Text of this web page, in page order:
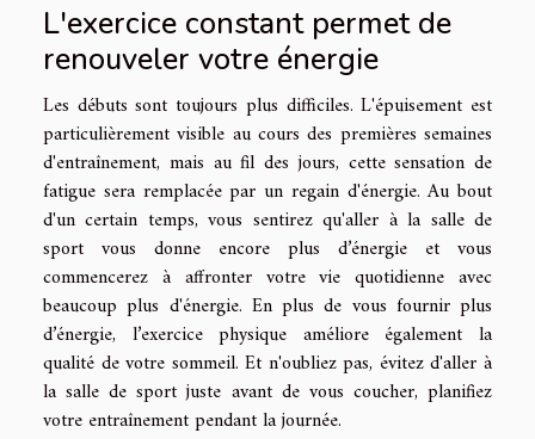
L'exercice constant permet de
renouveler votre énergie
Les débuts sont toujours plus difficiles. L'épuisement est
particulièrement visible au cours des premières semaines
d'entraînement, mais au fil des jours, cette sensation de
fatigue sera remplacée par un regain d'énergie. Au bout
d'un certain temps, vous sentirez qu'aller à la salle de
sport vous donne encore plus d’énergie et vous
commencerez à affronter votre vie quotidienne avec
beaucoup plus d'énergie. En plus de vous fournir plus
d’énergie, l’exercice physique améliore également la
qualité de votre sommeil. Et n'oubliez pas, évitez d'aller à
la salle de sport juste avant de vous coucher, planifiez
votre entraînement pendant la journée.